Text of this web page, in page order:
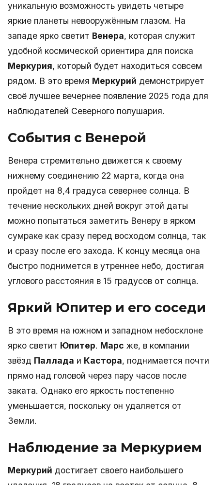
уникальную возможность увидеть четыре
яркие планеты невооружённым глазом. На
западе ярко светит Венера, которая служит
удобной космической ориентира для поиска
Меркурия, который будет находиться совсем
рядом. В это время Меркурий демонстрирует
своё лучшее вечернее появление 2025 года для
наблюдателей Северного полушария.
События с Венерой
Венера стремительно движется к своему
нижнему соединению 22 марта, когда она
пройдет на 8,4 градуса севернее солнца. В
течение нескольких дней вокруг этой даты
можно попытаться заметить Венеру в ярком
сумраке как сразу перед восходом солнца, так
и сразу после его захода. К концу месяца она
быстро поднимется в утреннее небо, достигая
углового расстояния в 15 градусов от солнца.
Яркий Юпитер и его соседи
В это время на южном и западном небосклоне
ярко светит Юпитер. Марс же, в компании
звёзд Паллада и Кастора, поднимается почти
прямо над головой через пару часов после
заката. Однако его яркость постепенно
уменьшается, поскольку он удаляется от
Земли.
Наблюдение за Меркурием
Меркурий достигает своего наибольшего